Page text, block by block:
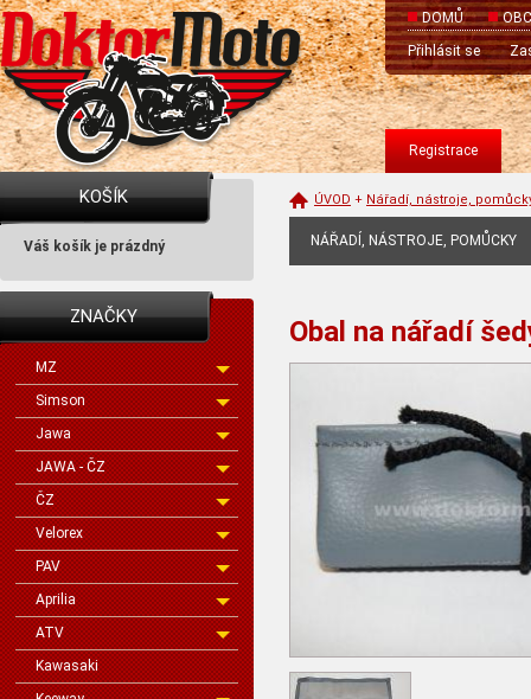
DOMŮ
Přihlásit se
Registrace
KOŠÍK
Váš košík je prázdný
ZNAČKY
MZ
Simson
Jawa
JAWA - ČZ
ČZ
Velorex
PAV
Aprilia
ATV
Kawasaki
ÚVOD + Nářadí, nástroje,
NÁŘADÍ, NÁSTROJE, POMŮCKY
Obal na nářadí